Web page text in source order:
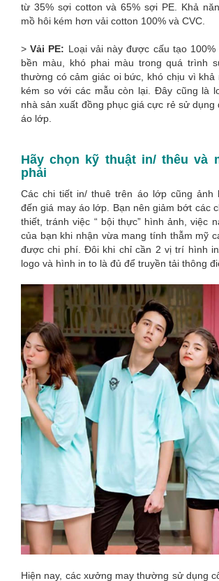
từ 35% sợi cotton và 65% sợi PE. Khả
mồ hôi kém hơn vải cotton 100% và CVC.
>Vải PE: Loại vải này được cấu tạo
bền màu, khó phai màu trong quá trình
thường có cảm giác oi bức, khó chịu vì khả
kém so với các mẫu còn lại. Đây cũng là
nhà sản xuất đồng phục giá cực rẻ sử dụng
áo lớp.
Hãy chọn kỹ thuật in/ thêu và
phải
Các chi tiết in/ thuê trên áo lớp cũng ảnh
đến giá may áo lớp. Bạn nên giảm bớt các
thiết, tránh việc “ bội thực” hình ảnh, việc
của bạn khi nhận vừa mang tính thẫm mỹ
được chi phí. Đôi khi chỉ cần 2 vị trí hình
logo và hình in to là đủ để truyền tải thông
Hiện nay, các xưởng may thường sử dụng